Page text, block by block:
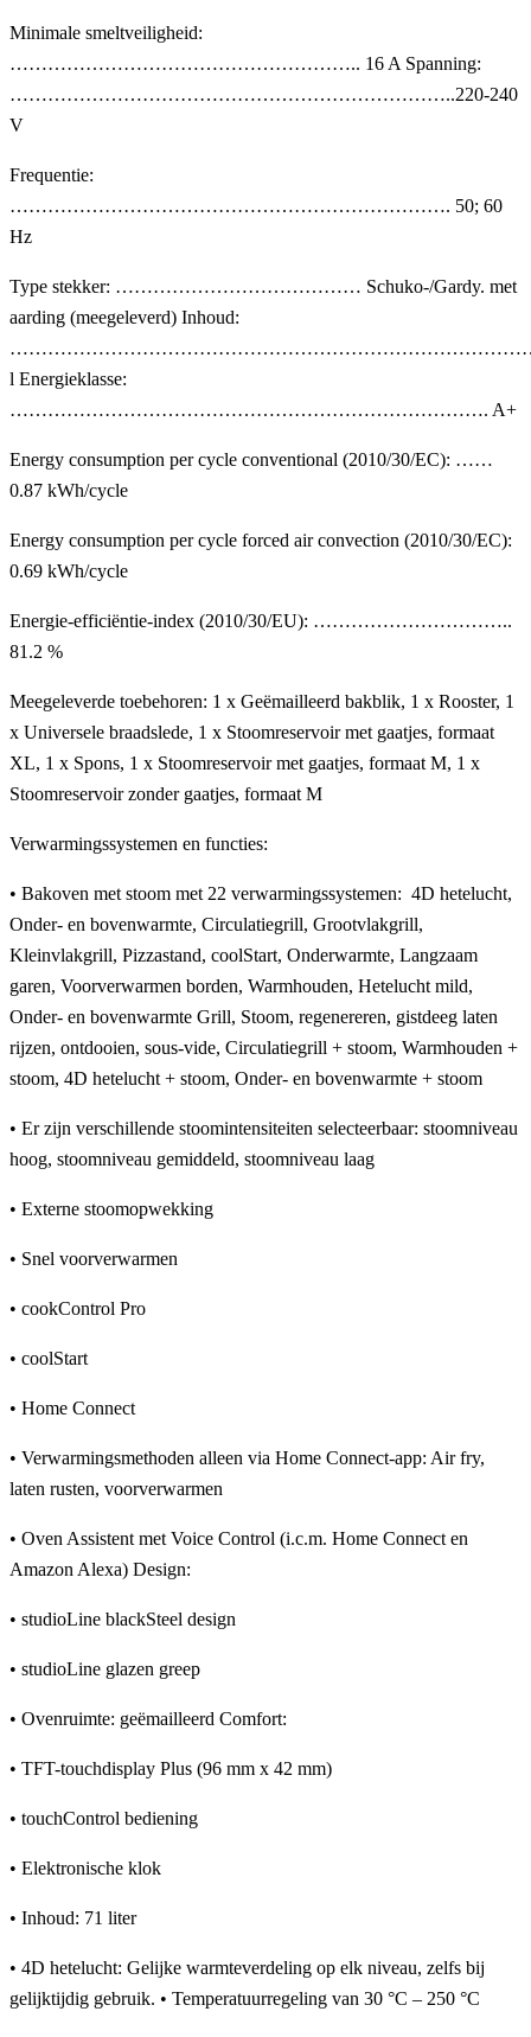
Minimale smeltveiligheid:
……………………………………………….. 16 A Spanning:
……………………………………………………………..220-240
V
Frequentie:
……………………………………………………………. 50; 60
Hz
Type stekker: ………………………………… Schuko-/Gardy. met
aarding (meegeleverd) Inhoud:
l Energieklasse:
…………………………………………………………………. A+
Energy consumption per cycle conventional (2010/30/EC): ……
0.87 kWh/cycle
Energy consumption per cycle forced air convection (2010/30/EC):
0.69 kWh/cycle
Energie-efficiëntie-index (2010/30/EU): …………………………..
81.2 %
Meegeleverde toebehoren: 1 x Geëmailleerd bakblik, 1 x Rooster, 1
x Universele braadslede, 1 x Stoomreservoir met gaatjes, formaat
XL, 1 x Spons, 1 x Stoomreservoir met gaatjes, formaat M, 1 x
Stoomreservoir zonder gaatjes, formaat M
Verwarmingssystemen en functies:
• Bakoven met stoom met 22 verwarmingssystemen: 4D hetelucht,
Onder- en bovenwarmte, Circulatiegrill, Grootvlakgrill,
Kleinvlakgrill, Pizzastand, coolStart, Onderwarmte, Langzaam
garen, Voorverwarmen borden, Warmhouden, Hetelucht mild,
Onder- en bovenwarmte Grill, Stoom, regenereren, gistdeeg laten
rijzen, ontdooien, sous-vide, Circulatiegrill + stoom, Warmhouden +
stoom, 4D hetelucht + stoom, Onder- en bovenwarmte + stoom
• Er zijn verschillende stoomintensiteiten selecteerbaar: stoomniveau
hoog, stoomniveau gemiddeld, stoomniveau laag
• Externe stoomopwekking
• Snel voorverwarmen
• cookControl Pro
• coolStart
• Home Connect
• Verwarmingsmethoden alleen via Home Connect-app: Air fry,
laten rusten, voorverwarmen
• Oven Assistent met Voice Control (i.c.m. Home Connect en
Amazon Alexa) Design:
• studioLine blackSteel design
• studioLine glazen greep
• Ovenruimte: geëmailleerd Comfort:
• TFT-touchdisplay Plus (96 mm x 42 mm)
• touchControl bediening
• Elektronische klok
• Inhoud: 71 liter
• 4D hetelucht: Gelijke warmteverdeling op elk niveau, zelfs bij
gelijktijdig gebruik. • Temperatuurregeling van 30 °C – 250 °C